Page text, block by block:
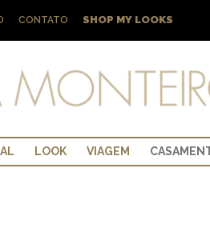
CONTATO SHOP MY LOOKS
LOOK VIAGEM